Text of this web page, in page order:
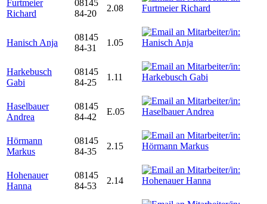
Furtmeier
Richard
08145
84-20
2.08
Hanisch Anja
08145
84-31
1.05
Harkebusch
Gabi
08145
84-25
1.11
Haselbauer
Andrea
08145
84-42
E.05
Hörmann
Markus
08145
84-35
2.15
Hohenauer
Hanna
08145
84-53
2.14